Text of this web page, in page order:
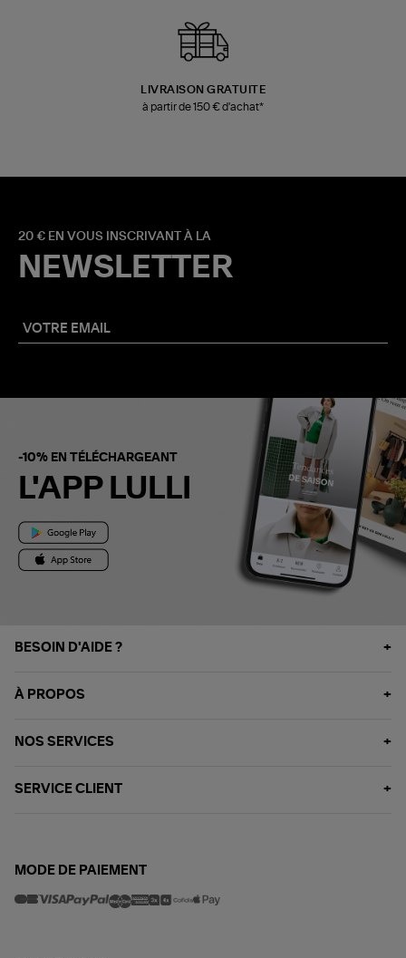
LIVRAISON GRATUITE
à partir de 150 € d'achat*
20 € EN VOUS INSCRIVANT À LA
NEWSLETTER
-10% EN TÉLÉCHARGEANT
L'APP LULLI
BESOIN D'AIDE ?
À PROPOS
NOS SERVICES
SERVICE CLIENT
MODE DE PAIEMENT